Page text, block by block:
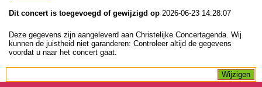
Dit concert is toegevoegd of gewijzigd op 2026-06-23 14:28:07
Deze gegevens zijn aangeleverd aan Christelijke Concertagenda. Wij
kunnen de juistheid niet garanderen: Controleer altijd de gegevens
voordat u naar het concert gaat.